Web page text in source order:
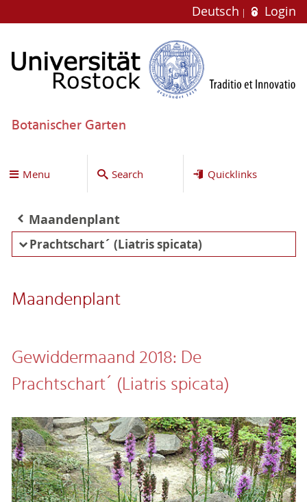
Deutsch Login
Botanischer Garten
Menu Search Quicklinks
Maandenplant
Prachtschart´ (Liatris spicata)
Maandenplant
Gewiddermaand 2018: De
Prachtschart´ (Liatris spicata)